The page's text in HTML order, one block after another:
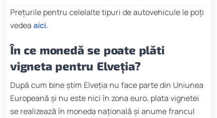
Prețurile pentru celelalte tipuri de autovehicule le poți
vedea aici.
În ce monedă se poate plăti
vigneta pentru Elveția?
După cum bine știm Elveția nu face parte din Uniunea
Europeană și nu este nici în zona euro, plata vignetei
se realizează în moneda națională și anume francul